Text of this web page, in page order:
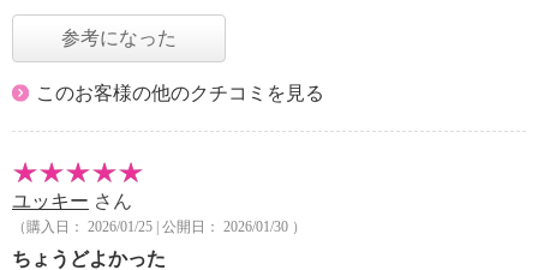
参考になった
このお客様の他のクチコミを見る
ユッキー さん
（購入日： 2026/01/25 | 公開日： 2026/01/30 ）
ちょうどよかった